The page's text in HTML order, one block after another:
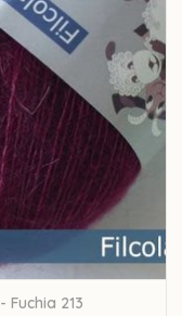
WINKELWAGEN
Fuchia 213